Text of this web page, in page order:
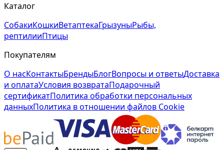
Каталог
СобакиКошкиВетаптекаГрызуныРыбы,
рептилииПтицы
Покупателям
О насКонтактыБрендыБлогВопросы и ответыДоставка
и оплатаУсловия возвратаПодарочный
сертификатПолитика обработки персональных
данныхПолитика в отношении файлов Cookie